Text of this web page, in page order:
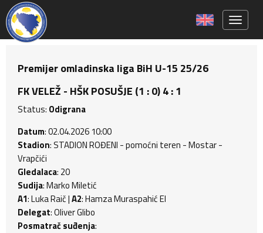
Premijer omladinska liga BiH U-15 25/26
FK VELEŽ - HŠK POSUŠJE (1 : 0) 4 : 1
Status: Odigrana
Datum: 02.04.2026 10:00
Stadion: STADION ROĐENI - pomoćni teren - Mostar -
Vrapčići
Gledalaca: 20
Sudija: Marko Miletić
A1: Luka Raič |A2: Hamza Muraspahić El
Delegat: Oliver Glibo
Posmatrač suđenja: